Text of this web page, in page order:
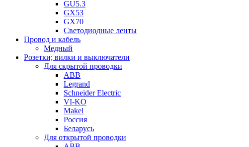
GU5.3
GX53
GX70
Светодиодные ленты
Провод и кабель
Медный
Розетки; вилки и выключатели
Для скрытой проводки
ABB
Legrand
Schneider Electric
VI-KO
Makel
Россия
Беларусь
Для открытой проводки